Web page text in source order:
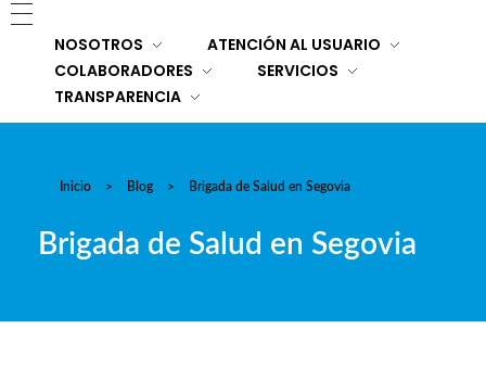
NOSOTROS
ATENCIÓN AL USUARIO
COLABORADORES
SERVICIOS
TRANSPARENCIA
Inicio > Blog > Brigada de Salud en Segovia
Brigada de Salud en Segovia